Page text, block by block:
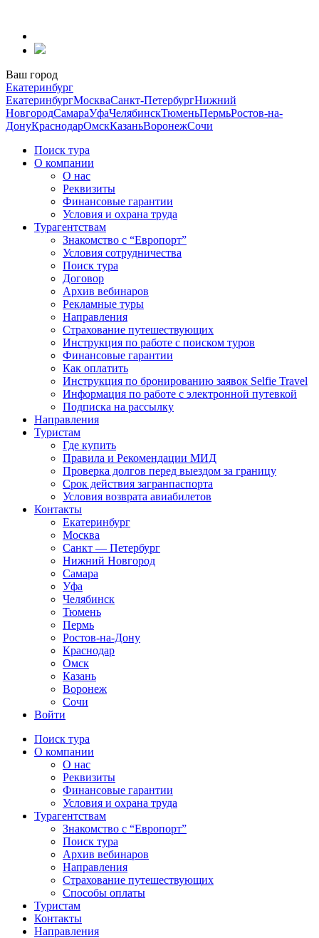
содержанию
Ваш город
Екатеринбург
ЕкатеринбургМоскваСанкт-ПетербургНижний
НовгородСамараУфаЧелябинскТюменьПермьРостов-на-
ДонуКраснодарОмскКазаньВоронежСочи
Поиск тура
О компании
О нас
Реквизиты
Финансовые гарантии
Условия и охрана труда
Турагентствам
Знакомство с “Европорт”
Условия сотрудничества
Поиск тура
Договор
Архив вебинаров
Рекламные туры
Направления
Страхование путешествующих
Инструкция по работе с поиском туров
Финансовые гарантии
Как оплатить
Инструкция по бронированию заявок Selfie Travel
Информация по работе с электронной путевкой
Подписка на рассылку
Направления
Туристам
Где купить
Правила и Рекомендации МИД
Проверка долгов перед выездом за границу
Срок действия загранпаспорта
Условия возврата авиабилетов
Контакты
Екатеринбург
Москва
Санкт — Петербург
Нижний Новгород
Самара
Уфа
Челябинск
Тюмень
Пермь
Ростов-на-Дону
Краснодар
Омск
Казань
Воронеж
Сочи
Войти
Поиск тура
О компании
О нас
Реквизиты
Финансовые гарантии
Условия и охрана труда
Турагентствам
Знакомство с “Европорт”
Поиск тура
Архив вебинаров
Направления
Страхование путешествующих
Способы оплаты
Туристам
Контакты
Направления